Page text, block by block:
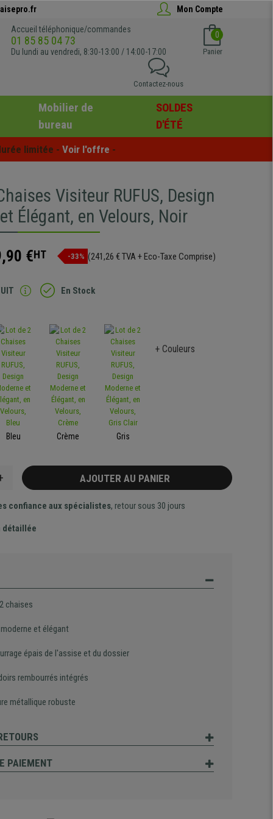
Mon Compte
Accueil téléphonique/commandes
01 85 85 04 73
Du lundi au vendredi, 8:30-13:00 / 14:00-17:00
0
Panier
Contactez-nous
Mobilier de
bureau
SOLDES
D'ÉTÉ
limitée - Voir l'offre -
Visiteur RUFUS, Design
Élégant, en Velours, Noir
€HT -33% (241,26 € TVA + Eco-Taxe Comprise)
En Stock
Bleu Crème Gris
+ Couleurs
AJOUTER AU PANIER
confiance aux spécialistes, retour sous 30 jours
détaillée
chaises
et élégant
épais de l'assise et du dossier
rembourrés intégrés
métallique robuste
PAIEMENT